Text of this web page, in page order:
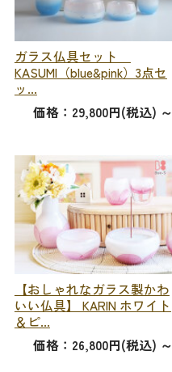
ガラス仏具セット
KASUMI（blue&pink）3点セ
ッ...
価格：29,800円(税込) ～
【おしゃれなガラス製かわ
いい仏具】 KARIN ホワイト
＆ピ...
価格：26,800円(税込) ～